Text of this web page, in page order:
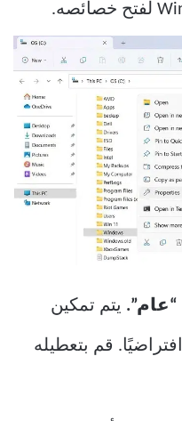
“عام”. يتم تمكين
افتراضيًا. قم بتعطيله